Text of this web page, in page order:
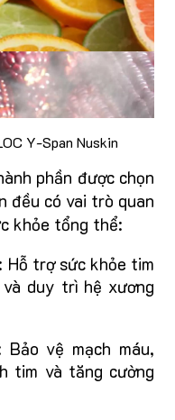
Y-Span Nuskin
phần được chọn
đều có vai trò quan
khỏe tổng thể:
: Hỗ trợ sức khỏe tim
duy trì hệ xương
Bảo vệ mạch máu,
tim và tăng cường